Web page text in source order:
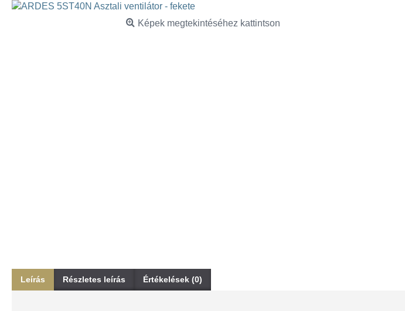
Képek megtekintéséhez kattintson
Leírás Részletes leírás Értékelések (0)